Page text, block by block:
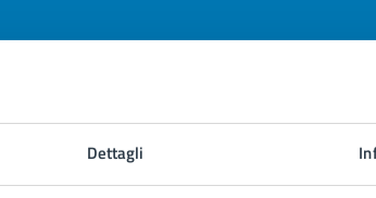
Dettagli
frequenti